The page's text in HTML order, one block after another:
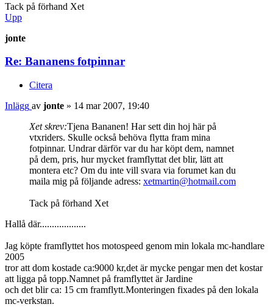
Tack på förhand Xet
Upp
jonte
Re: Bananens fotpinnar
Citera
Inlägg av jonte » 14 mar 2007, 19:40
Xet skrev:Tjena Bananen! Har sett din hoj här på
vtxriders. Skulle också behöva flytta fram mina
fotpinnar. Undrar därför var du har köpt dem, namnet
på dem, pris, hur mycket framflyttat det blir, lätt att
montera etc? Om du inte vill svara via forumet kan du
maila mig på följande adress: xetmartin@hotmail.com
Tack på förhand Xet
Hallå där...................
Jag köpte framflyttet hos motospeed genom min lokala mc-handlare
2005
tror att dom kostade ca:9000 kr,det är mycke pengar men det kostar
att ligga på topp.Namnet på framflyttet är Jardine
och det blir ca: 15 cm framflytt.Monteringen fixades på den lokala
mc-verkstan.